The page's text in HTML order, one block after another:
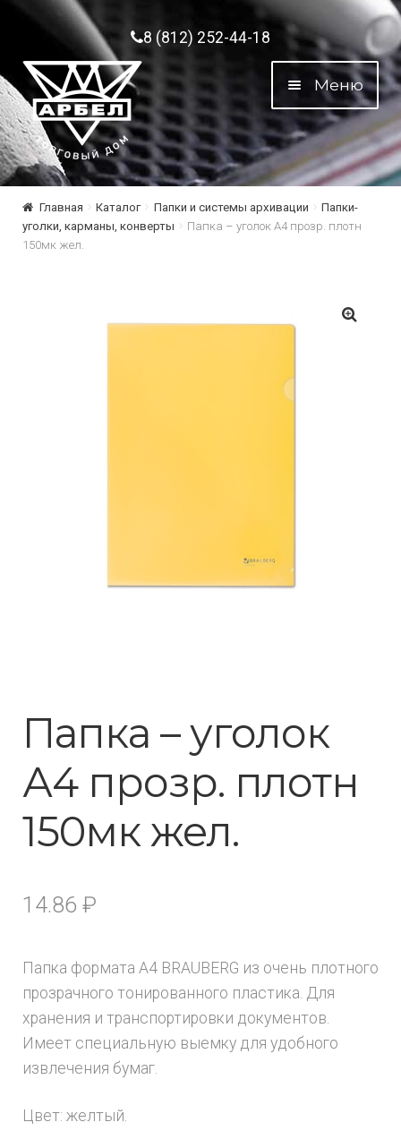
Перейти к навигации
Перейти к содержимому8 (812) 252-44-18
Меню
Главная Каталог Папки и системы архивации
Папки-
уголки, карманы, конверты
Папка – уголок А4 прозр. плотн
150мк жел.
Папка – уголок
А4 прозр. плотн
150мк жел.
14.86 ₽
Папка формата А4 BRAUBERG из очень плотного
прозрачного тонированного пластика. Для
хранения и транспортировки документов.
Имеет специальную выемку для удобного
извлечения бумаг.
Цвет: желтый.